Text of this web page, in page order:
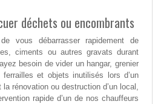
déchets ou encombrants
vous débarrasser rapidement de
ciments ou autres gravats durant
besoin de vider un hangar, grenier
et objets inutilisés lors d’un
rénovation ou destruction d’un local,
rapide d’un de nos chauffeurs